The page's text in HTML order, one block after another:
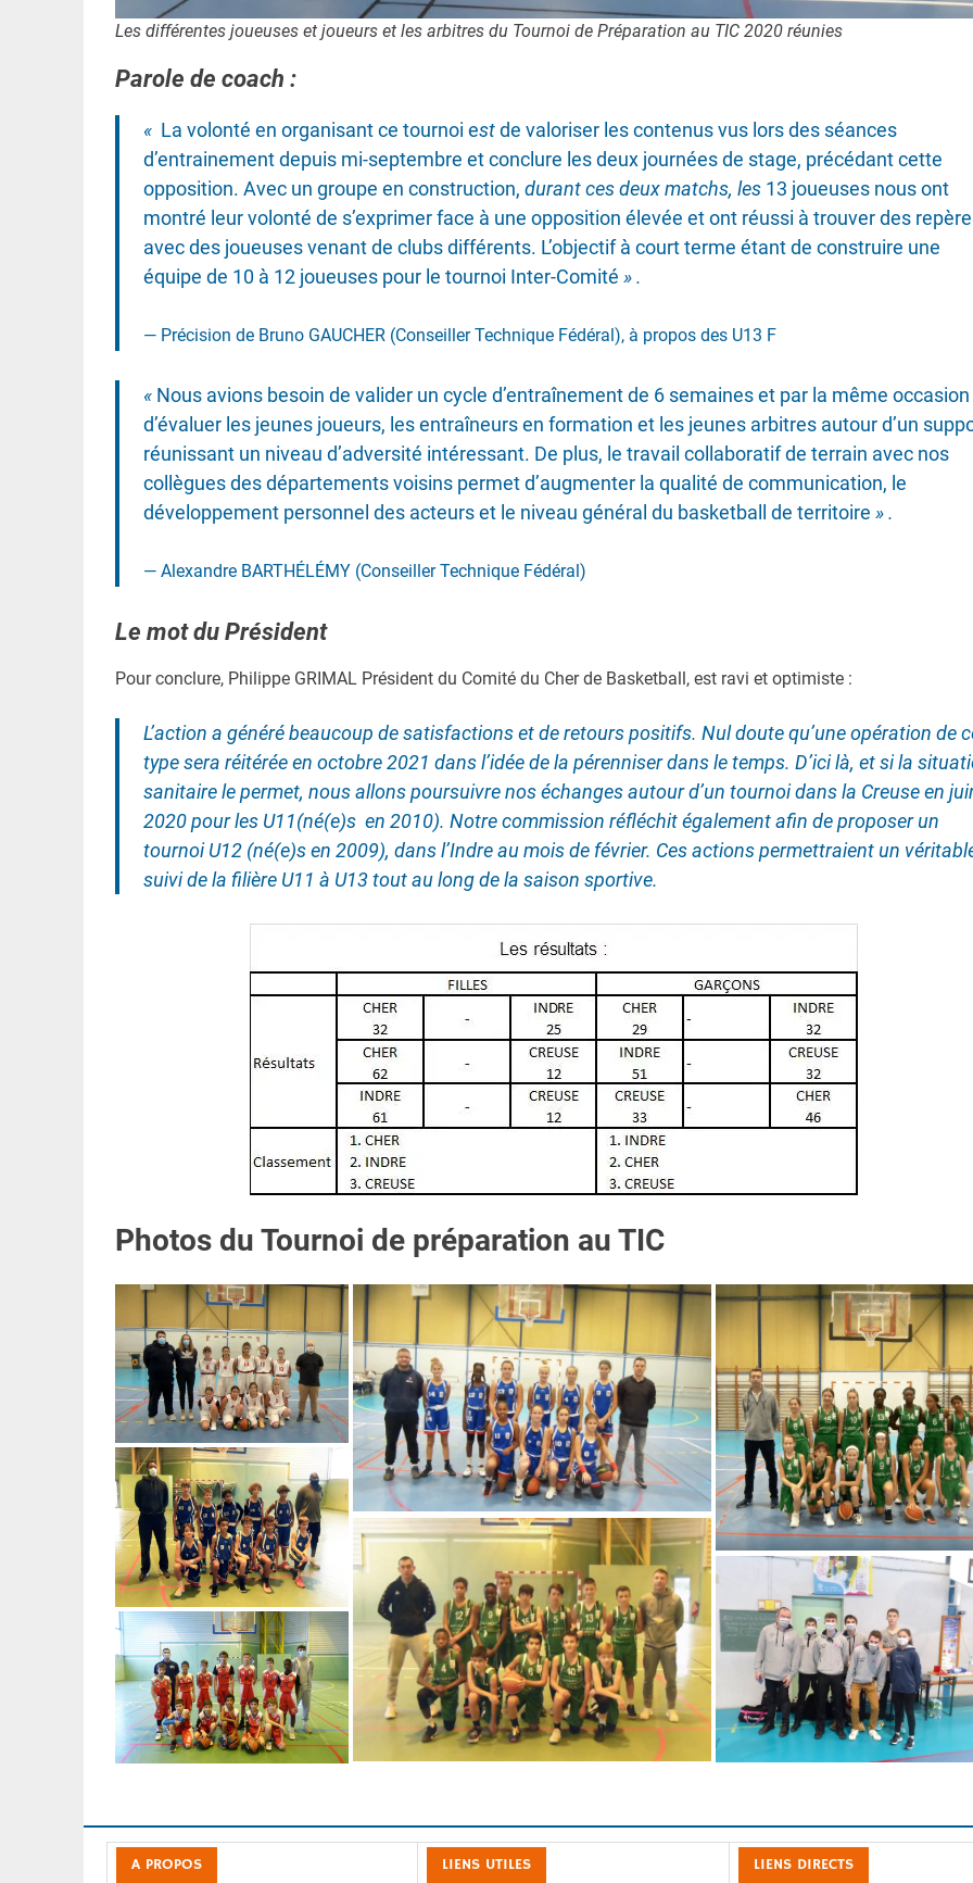
Les différentes joueuses et joueurs et les arbitres du Tournoi de Préparation au TIC 2020 réunies
Parole de coach :
« La volonté en organisant ce tournoi estde valoriser les contenus vus lors des séances
d’entrainement depuis mi-septembre et conclure les deux journées de stage, précédant cette
opposition. Avec un groupe en construction,durant ces deux matchs, les 13 joueuses nous ont
montré leur volonté de s’exprimer face à une opposition élevée et ont réussi à trouver des
avec des joueuses venant de clubs différents. L’objectif à court terme étant de construire une
équipe de 10 à 12 joueuses pour le tournoi Inter-Comité » .
Précision de Bruno GAUCHER (Conseiller Technique Fédéral), à propos des U13 F
« Nous avions besoin de valider un cycle d’entraînement de 6 semaines et par la même occasion
d’évaluer les jeunes joueurs, les entraîneurs en formation et les jeunes arbitres autour d’un
réunissant un niveau d’adversité intéressant. De plus, le travail collaboratif de terrain avec nos
collègues des départements voisins permet d’augmenter la qualité de communication, le
développement personnel des acteurs et le niveau général du basketball de territoire » .
Alexandre BARTHÉLÉMY (Conseiller Technique Fédéral)
Le mot du Président
Pour conclure, Philippe GRIMAL Président du Comité du Cher de Basketball, est ravi et optimiste :
L’action a généré beaucoup de satisfactions et de retours positifs. Nul doute qu’une opération de
type sera réitérée en octobre 2021 dans l’idée de la pérenniser dans le temps. D’ici là, et si la
sanitaire le permet, nous allons poursuivre nos échanges autour d’un tournoi dans la Creuse en
2020 pour les U11(né(e)s en 2010). Notre commission réfléchit également afin de proposer un
tournoi U12 (né(e)s en 2009), dans l’Indre au mois de février. Ces actions permettraient un
suivi de la filière U11 à U13 tout au long de la saison sportive.
Photos du Tournoi de préparation au TIC
A PROPOS LIENS UTILES LIENS DIRECTS